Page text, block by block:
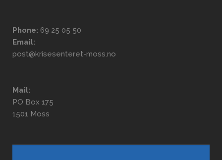
Phone: 69 25 05 50
Email:
post@krisesenteret-moss.no
Mail:
PO Box 175
1501 Moss